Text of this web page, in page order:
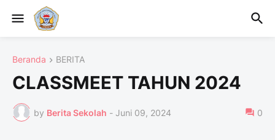
Beranda BERITA
CLASSMEET TAHUN 2024
by Berita Sekolah - Juni 09, 2024 0